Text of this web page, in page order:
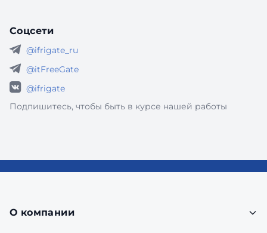
Соцсети
@ifrigate_ru
@itFreeGate
@ifrigate
Подпишитесь, чтобы быть в курсе нашей работы
О компании